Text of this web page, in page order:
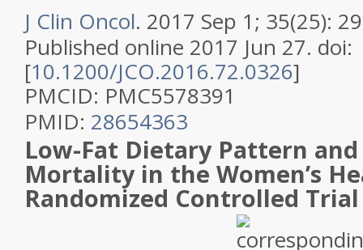
J Clin Oncol. 2017 Sep 1; 35(25):
Published online 2017 Jun 27. doi:
[10.1200/JCO.2016.72.0326]
PMCID: PMC5578391
PMID: 28654363
Low-Fat Dietary Pattern
Mortality in the Women’s
Randomized Controlled Trial